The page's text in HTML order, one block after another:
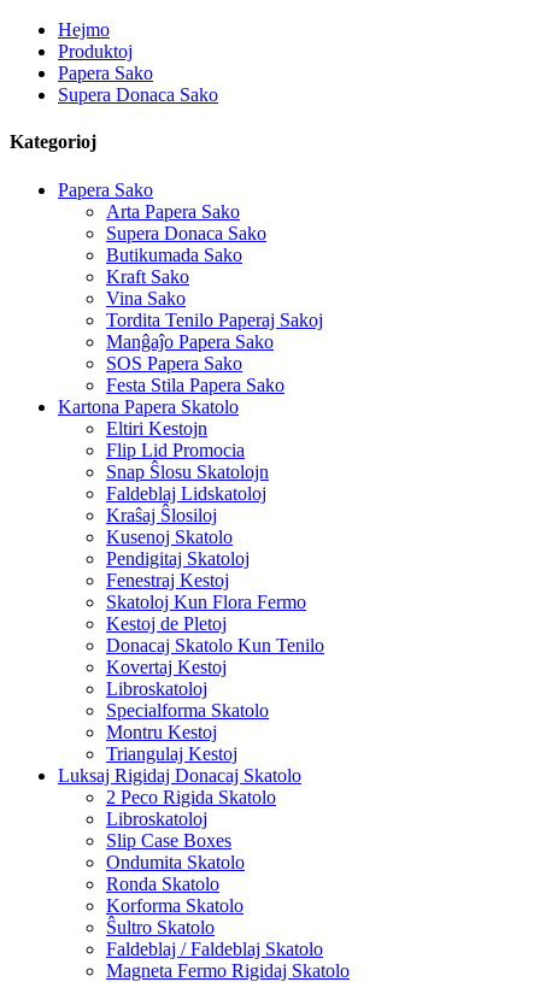
Hejmo
Produktoj
Papera Sako
Supera Donaca Sako
Kategorioj
Papera Sako
Arta Papera Sako
Supera Donaca Sako
Butikumada Sako
Kraft Sako
Vina Sako
Tordita Tenilo Paperaj Sakoj
Manĝaĵo Papera Sako
SOS Papera Sako
Festa Stila Papera Sako
Kartona Papera Skatolo
Eltiri Kestojn
Flip Lid Promocia
Snap Ŝlosu Skatolojn
Faldeblaj Lidskatoloj
Kraŝaj Ŝlosiloj
Kusenoj Skatolo
Pendigitaj Skatoloj
Fenestraj Kestoj
Skatoloj Kun Flora Fermo
Kestoj de Pletoj
Donacaj Skatolo Kun Tenilo
Kovertaj Kestoj
Libroskatoloj
Specialforma Skatolo
Montru Kestoj
Triangulaj Kestoj
Luksaj Rigidaj Donacaj Skatolo
2 Peco Rigida Skatolo
Libroskatoloj
Slip Case Boxes
Ondumita Skatolo
Ronda Skatolo
Korforma Skatolo
Ŝultro Skatolo
Faldeblaj / Faldeblaj Skatolo
Magneta Fermo Rigidaj Skatolo